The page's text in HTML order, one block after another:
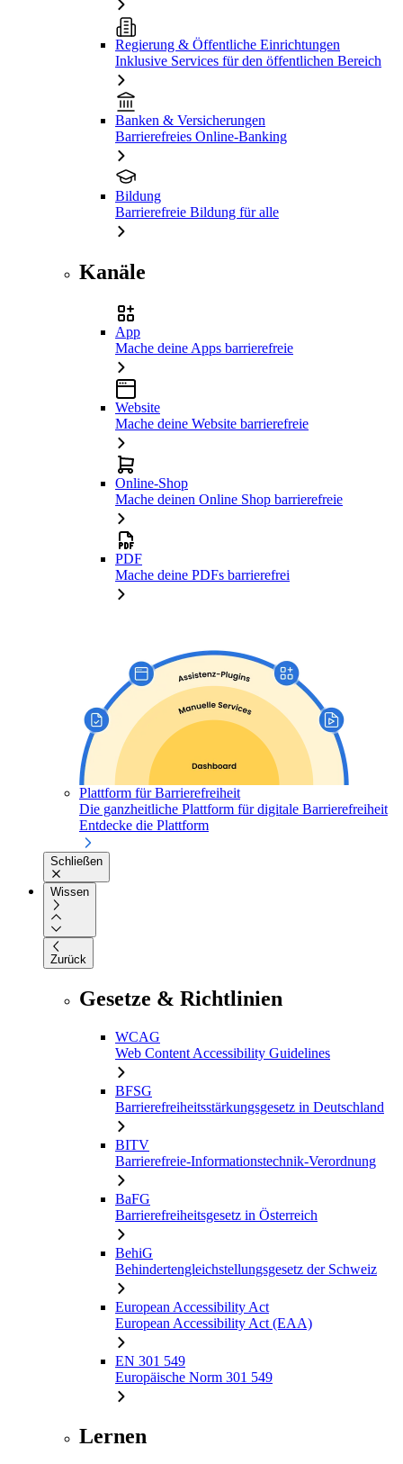
Regierung & Öffentliche Einrichtungen
Inklusive Services für den öffentlichen Bereich
Banken & Versicherungen
Barrierefreies Online-Banking
Bildung
Barrierefreie Bildung für alle
Kanäle
App
Mache deine Apps barrierefreie
Website
Mache deine Website barrierefreie
Online-Shop
Mache deinen Online Shop barrierefreie
PDF
Mache deine PDFs barrierefrei
Plattform für Barrierefreiheit
Die ganzheitliche Plattform für digitale Barrierefreiheit
Entdecke die Plattform
Schließen
Wissen
Zurück
Gesetze & Richtlinien
WCAG
Web Content Accessibility Guidelines
BFSG
Barrierefreiheitsstärkungsgesetz in Deutschland
BITV
Barrierefreie-Informationstechnik-Verordnung
BaFG
Barrierefreiheitsgesetz in Österreich
BehiG
Behindertengleichstellungsgesetz der Schweiz
European Accessibility Act
European Accessibility Act (EAA)
EN 301 549
Europäische Norm 301 549
Lernen